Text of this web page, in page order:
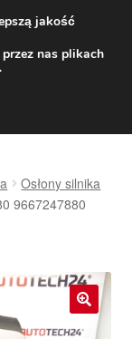
167
Osłony silnika
9667247880
🔍
jakość
nas plikach